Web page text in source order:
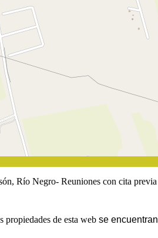
Río Negro- Reuniones con cita previa
propiedades de esta web se